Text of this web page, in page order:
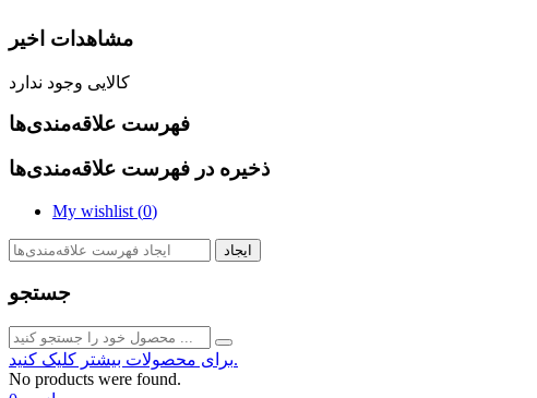
مشاهدات اخیر
کالایی وجود ندارد
فهرست علاقه‌مندی‌ها
ذخیره در فهرست علاقه‌مندی‌ها
My wishlist (0)
ایجاد
جستجو
برای محصولات بیشتر کلیک کنید.
No products were found.